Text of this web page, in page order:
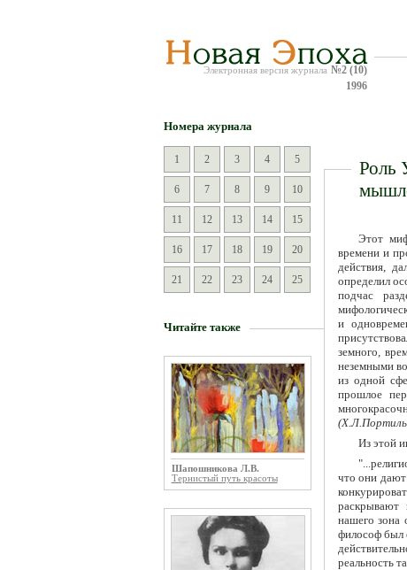
Электронная версия журнала №2 (10)
1996
Номера журнала
1 2 3 4 5
6 7 8 9 10
11 12 13 14 15
16 17 18 19 20
21 22 23 24 25
Читайте также
Шапошникова Л.В.
Тернистый путь красоты
Роль
Этот
времени и
действия,
определил
подчас
и
земного,
неземными
из одной
прошлое
Из этой
что они
раскрывают
нашего зона
философ был
реальность